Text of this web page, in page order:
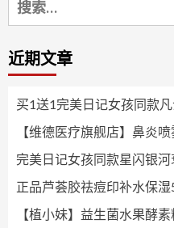
索：
近期文章
买1送1完美日记女孩同款
【维德医疗旗舰店】鼻炎
完美日记女孩同款星闪银
正品芦荟胶祛痘印补水保湿
【植小妹】益生菌水果酵